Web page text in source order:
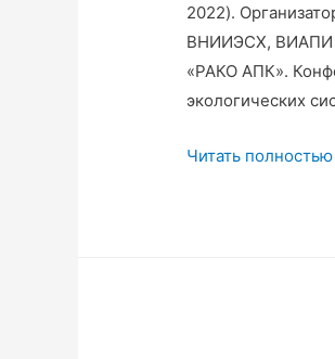
2022).
ВНИИЭСХ, ВИАПИ
«РАКО АПК».
экологических
14.06.22-
Читать полностью